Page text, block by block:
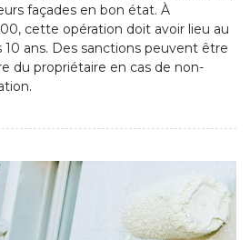
façades en bon état. À
cette opération doit avoir lieu au
ans. Des sanctions peuvent être
du propriétaire en cas de non-